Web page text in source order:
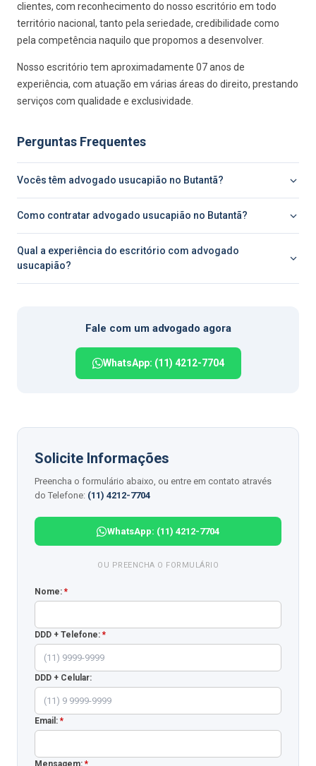
clientes, com reconhecimento do nosso escritório em todo
território nacional, tanto pela seriedade, credibilidade como
pela competência naquilo que propomos a desenvolver.
Nosso escritório tem aproximadamente 07 anos de
experiência, com atuação em várias áreas do direito, prestando
serviços com qualidade e exclusividade.
Perguntas Frequentes
Vocês têm advogado usucapião no Butantã?
Como contratar advogado usucapião no Butantã?
Qual a experiência do escritório com advogado
usucapião?
Fale com um advogado agora
WhatsApp: (11) 4212-7704
Solicite Informações
Preencha o formulário abaixo, ou entre em contato através
do Telefone: (11) 4212-7704
WhatsApp: (11) 4212-7704
OU PREENCHA O FORMULÁRIO
Nome: *
DDD + Telefone: *
DDD + Celular:
Email: *
Mensagem: *